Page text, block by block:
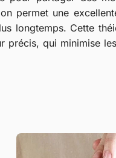
permet une
longtemps. Cette
qui minimise